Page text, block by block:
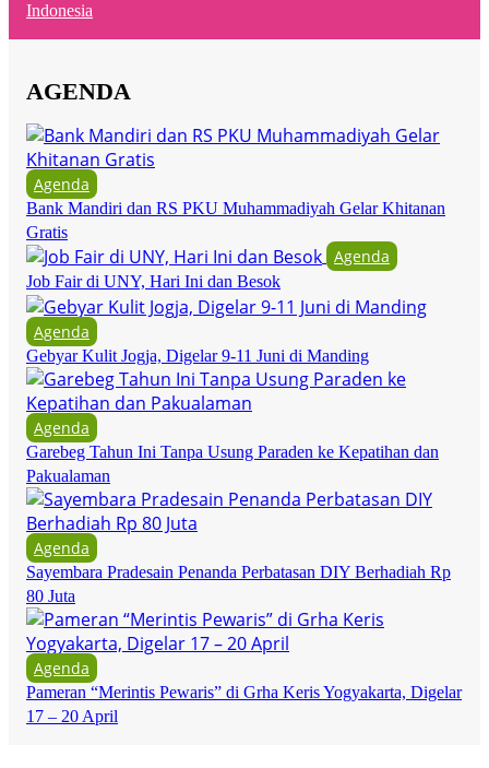
Indonesia
AGENDA
Agenda
Bank Mandiri dan RS PKU Muhammadiyah Gelar Khitanan
Gratis
Agenda
Job Fair di UNY, Hari Ini dan Besok
Agenda
Gebyar Kulit Jogja, Digelar 9-11 Juni di Manding
Agenda
Garebeg Tahun Ini Tanpa Usung Paraden ke Kepatihan dan
Pakualaman
Agenda
Sayembara Pradesain Penanda Perbatasan DIY Berhadiah Rp
80 Juta
Agenda
Pameran “Merintis Pewaris” di Grha Keris Yogyakarta, Digelar
17 – 20 April